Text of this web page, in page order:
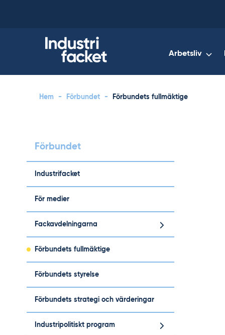
Arbetsliv
Hem - Förbundet - Förbundets fullmäktige
Förbundet
Industrifacket
För medier
Fackavdelningarna
Förbundets fullmäktige
Förbundets styrelse
Förbundets strategi och värderingar
Industripolitiskt program